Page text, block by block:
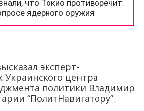
эксперт-
центра
политики Владимир
“ПолитНавигатору”.